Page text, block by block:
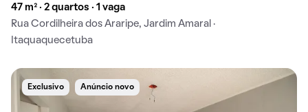
47 m² · 2 quartos · 1 vaga
Rua Cordilheira dos Araripe, Jardim Amaral ·
Itaquaquecetuba
Exclusivo Anúncio novo